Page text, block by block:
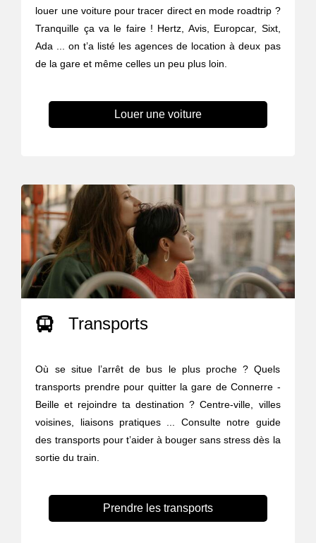
louer une voiture pour tracer direct en mode roadtrip ?
Tranquille ça va le faire ! Hertz, Avis, Europcar, Sixt,
Ada ... on t’a listé les agences de location à deux pas
de la gare et même celles un peu plus loin.
Louer une voiture
Transports
Où se situe l’arrêt de bus le plus proche ? Quels
transports prendre pour quitter la gare de Connerre -
Beille et rejoindre ta destination ? Centre-ville, villes
voisines, liaisons pratiques ... Consulte notre guide
des transports pour t’aider à bouger sans stress dès la
sortie du train.
Prendre les transports